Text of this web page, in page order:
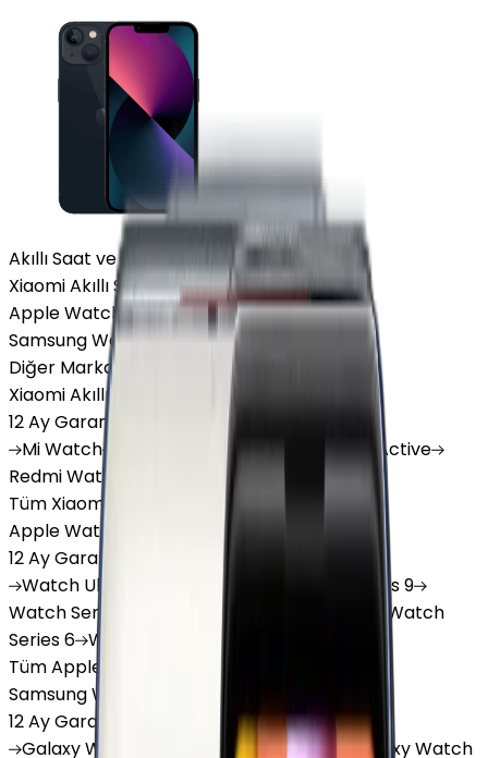
Akıllı Saat ve Bileklik
Xiaomi Akıllı Saat
Apple Watch
Samsung Watch
Diğer Markalar
Xiaomi Akıllı Saat
12 Ay Garanti
MiWatch Watch Lite Redmi
Watch 3 Active
RedmiWatch 5 Lite Redmi
Watch 5 Active
Tüm Xiaomi Akıllı Saat'lar
Apple Watch
12 Ay Garanti
Watch Ultra Series 10
Series 9
WatchSeries 8 Series 7
Watch
Series 6 Watch
Tüm Apple Watch'lar
Samsung Watch
12 Ay Garanti
GalaxyWatch 7 Galaxy Watch Ultra GalaxyWatch